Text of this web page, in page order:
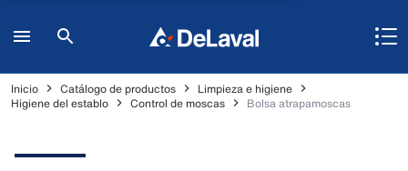
Inicio Catálogo de productos
Limpieza e higiene
Higiene del establo
Control de moscas Bolsa atrapamoscas